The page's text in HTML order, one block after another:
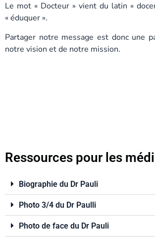
Le mot « Docteur » vient du latin «
« éduquer ».
Partager notre message est donc une
notre vision et de notre mission.
Ressources pour les
Biographie du Dr Pauli
Photo 3/4 du Dr Paulli
Photo de face du Dr Pauli